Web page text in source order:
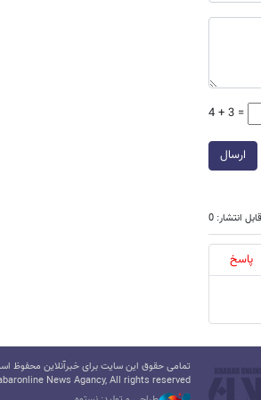
4 + 3 =
ارسال
انتشار: 0
پاسخ
تمامی حقوق این سایت برای خبرآنلاین محفوظ
News Agancy, All rights reserved